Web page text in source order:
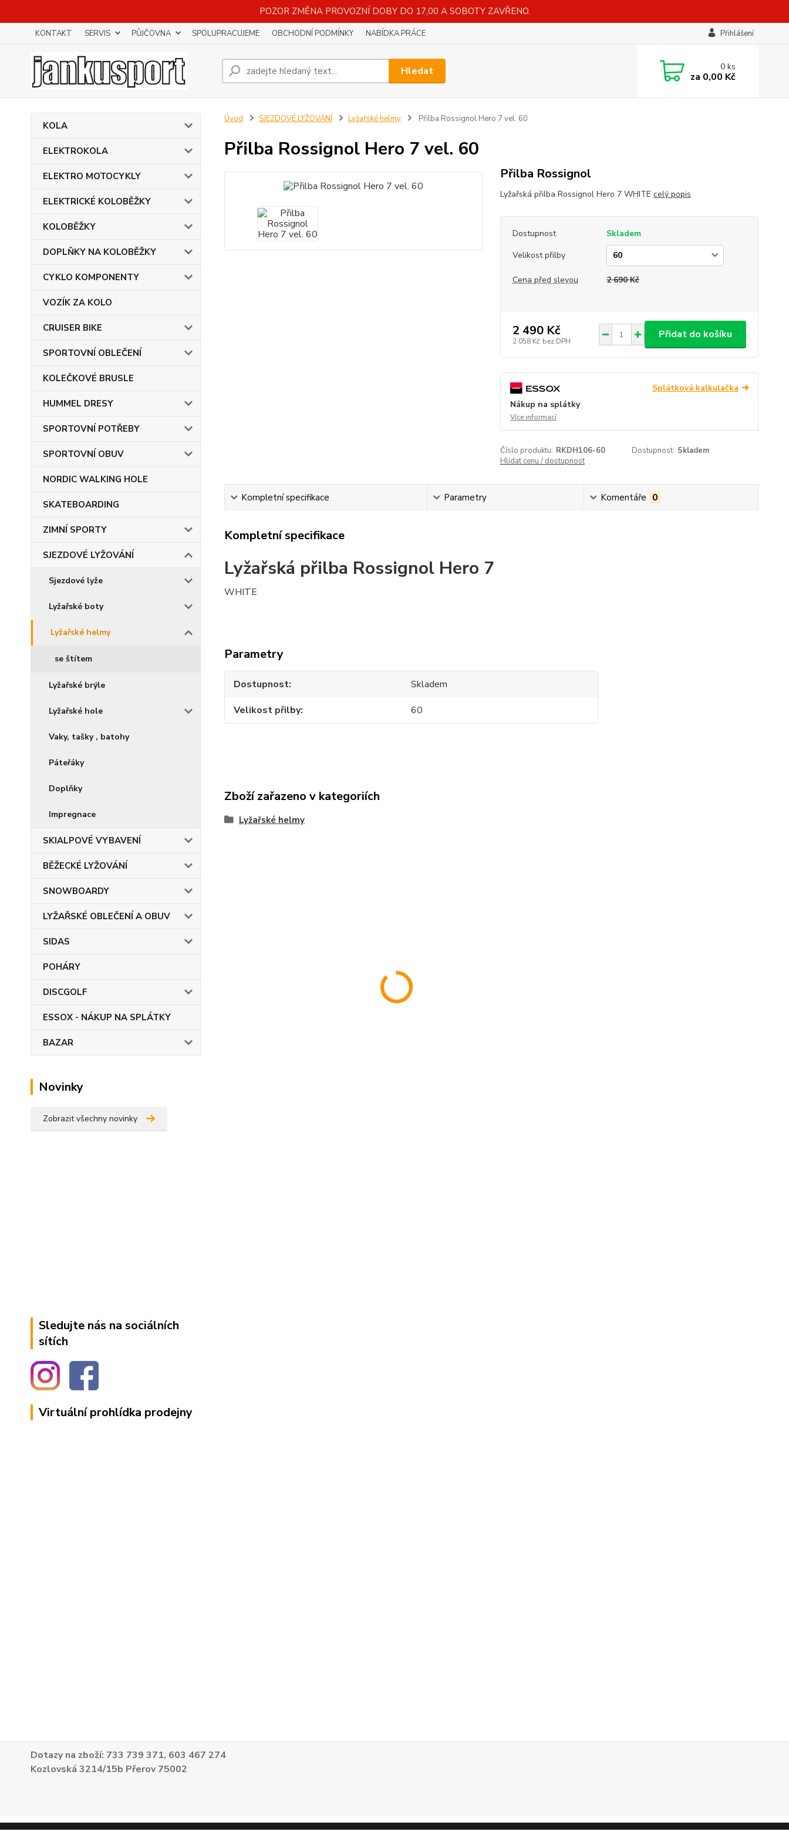
POZOR ZMĚNA PROVOZNÍ DOBY DO 17,00 A SOBOTY ZAVŘENO.
KONTAKT SERVIS PŮJČOVNA SPOLUPRACUJEME OBCHODNÍ PODMÍNKY NABÍDKA PRÁCE Přihlášení
Hledat 0ks
za 0,00 Kč
KOLA
ELEKTROKOLA
ELEKTRO MOTOCYKLY
ELEKTRICKÉ KOLOBĚŽKY
KOLOBĚŽKY
DOPLŇKY NA KOLOBĚŽKY
CYKLO KOMPONENTY
VOZÍK ZA KOLO
CRUISER BIKE
SPORTOVNÍ OBLEČENÍ
KOLEČKOVÉ BRUSLE
HUMMEL DRESY
SPORTOVNÍ POTŘEBY
SPORTOVNÍ OBUV
NORDIC WALKING HOLE
SKATEBOARDING
ZIMNÍ SPORTY
SJEZDOVÉ LYŽOVÁNÍ
Sjezdové lyže
Lyžařské boty
Lyžařské helmy
se štítem
Lyžařské brýle
Lyžařské hole
Vaky, tašky , batohy
Páteřáky
Doplňky
Impregnace
SKIALPOVÉ VYBAVENÍ
BĚŽECKÉ LYŽOVÁNÍ
SNOWBOARDY
LYŽAŘSKÉ OBLEČENÍ A OBUV
SIDAS
POHÁRY
DISCGOLF
ESSOX - NÁKUP NA SPLÁTKY
BAZAR
Novinky
Zobrazit všechny novinky
Sledujte nás na sociálních
sítích
Virtuální prohlídka prodejny
Úvod SJEZDOVÉ LYŽOVÁNÍ Lyžařské helmy Přilba Rossignol Hero 7 vel. 60
Přilba Rossignol Hero 7 vel. 60
Přilba Rossignol
Lyžařská přilba Rossignol Hero 7 WHITE celý popis
Dostupnost
Skladem
Velikost přilby
Cena před slevou 2 690 Kč
2 490 Kč
2 058 Kč bez DPH
Přidat do košíku
Splátková kalkulačka
Nákup na splátky
Více informací
Číslo produktu: RKDH106-60 Dostupnost: Skladem
Hlídat cenu / dostupnost
Kompletní specifikace Parametry Komentáře 0
Kompletní specifikace
Lyžařská přilba Rossignol Hero 7
WHITE
Parametry
Dostupnost
Skladem
Velikost přilby
60
Zboží zařazeno v kategoriích
Lyžařské helmy
Dotazy na zboží: 733 739 371, 603 467 274
Kozlovská 3214/15b Přerov 75002